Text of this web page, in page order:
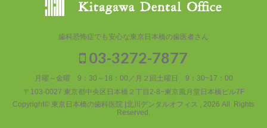
歯科恐怖症でも安心な東京日本橋の歯医者さん
03-3272-7877
月曜～金曜 9：30～18：00／月２回土曜日 9：30~17：00
〒103-0027 東京都中央区日本橋２丁目2-8−東京風月堂日本橋ビル7F
Copyright© 東京日本橋の歯科医院 |北川デンタルオフィス , 2026 All Rights
Reserved.